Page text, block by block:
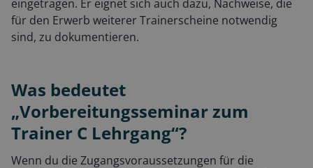
eingetragen. Er eignet sich auch dazu, Nachweise, die
für den Erwerb weiterer Trainerscheine notwendig
sind, zu dokumentieren.
Was bedeutet
„Vorbereitungsseminar zum
Trainer C Lehrgang“?
Wenn du die Zugangsvoraussetzungen für die